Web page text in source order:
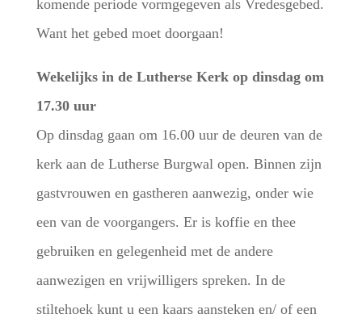
komende periode vormgegeven als Vredesgebed.
Want het gebed moet doorgaan!
Wekelijks in de Lutherse Kerk op dinsdag om
17.30 uur
Op dinsdag gaan om 16.00 uur de deuren van de
kerk aan de Lutherse Burgwal open. Binnen zijn
gastvrouwen en gastheren aanwezig, onder wie
een van de voorgangers. Er is koffie en thee
gebruiken en gelegenheid met de andere
aanwezigen en vrijwilligers spreken. In de
stiltehoek kunt u een kaars aansteken en/ of een